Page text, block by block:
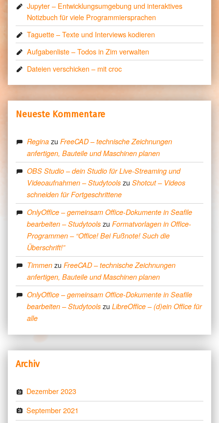
Jupyter – Entwicklungsumgebung und interaktives
Notizbuch für viele Programmiersprachen
Taguette – Texte und Interviews kodieren
Aufgabenliste – Todos in Zim verwalten
Dateien verschicken – mit croc
Neueste Kommentare
Regina zuFreeCAD – technische Zeichnungen
anfertigen, Bauteile und Maschinen planen
OBS Studio – dein Studio für Live-Streaming und
Videoaufnahmen – Studytools zuShotcut – Videos
schneiden für Fortgeschrittene
OnlyOffice – gemeinsam Office-Dokumente in Seafile
bearbeiten – Studytools zuFormatvorlagen in Office-
Programmen – “Office! Bei Fußnote! Such die
Überschrift!”
Timmen zuFreeCAD – technische Zeichnungen
anfertigen, Bauteile und Maschinen planen
OnlyOffice – gemeinsam Office-Dokumente in Seafile
bearbeiten – Studytools zuLibreOffice – (d)ein Office für
alle
Archiv
Dezember 2023
September 2021